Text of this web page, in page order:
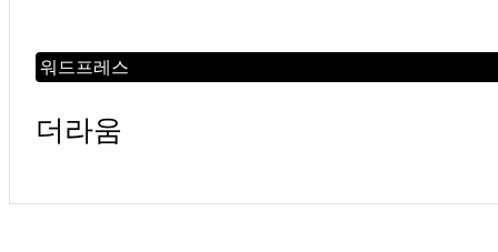
워드프레스
더라움